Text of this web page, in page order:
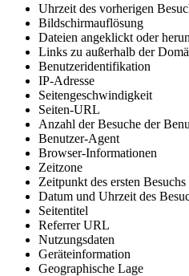
Uhrzeit des vorherigen
Bildschirmauflösung
Dateien angeklickt oder
Links zu außerhalb der
Benutzeridentifikation
IP-Adresse
Seitengeschwindigkeit
Seiten-URL
Anzahl der Besuche der
Benutzer-Agent
Browser-Informationen
Zeitzone
Zeitpunkt des ersten
Datum und Uhrzeit des
Seitentitel
Referrer URL
Nutzungsdaten
Geräteinformation
Geographische Lage